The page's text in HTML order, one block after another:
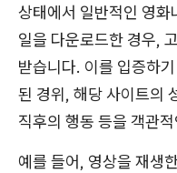
상태에서 일반적인 영
일을 다운로드한 경우,
받습니다. 이를 입증하
된 경위, 해당 사이트의
직후의 행동 등을 객관
예를 들어, 영상을 재생